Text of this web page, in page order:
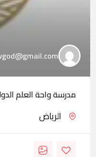
مدرسة واحة العلم
الرياض